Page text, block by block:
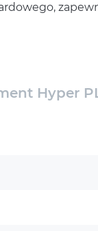
PLA-CF
PLA-CF jest
Hyper